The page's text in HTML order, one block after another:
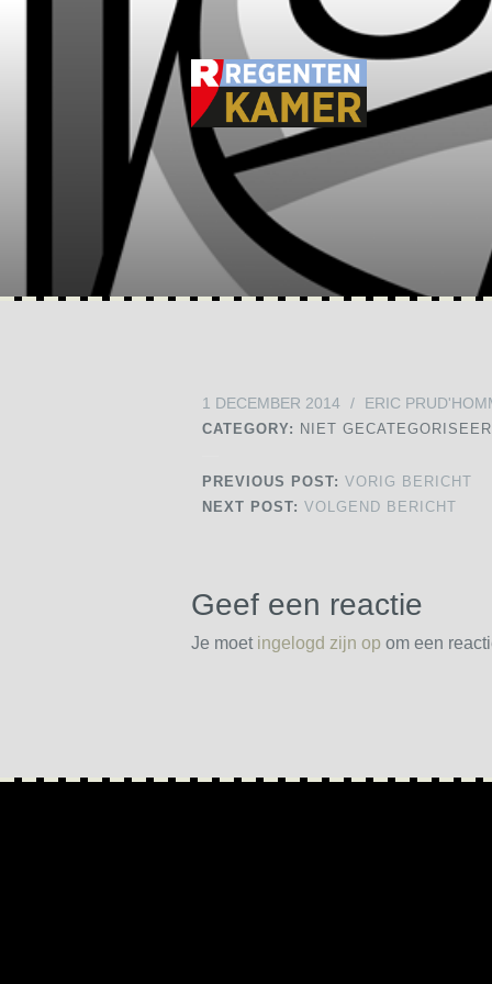
1 DECEMBER 2014 / ERIC
CATEGORY: NIET
PREVIOUS POST: VORIG BERICHT
NEXT POST: VOLGEND BERICHT
Geef een reactie
Je moet ingelogd zijn op om een